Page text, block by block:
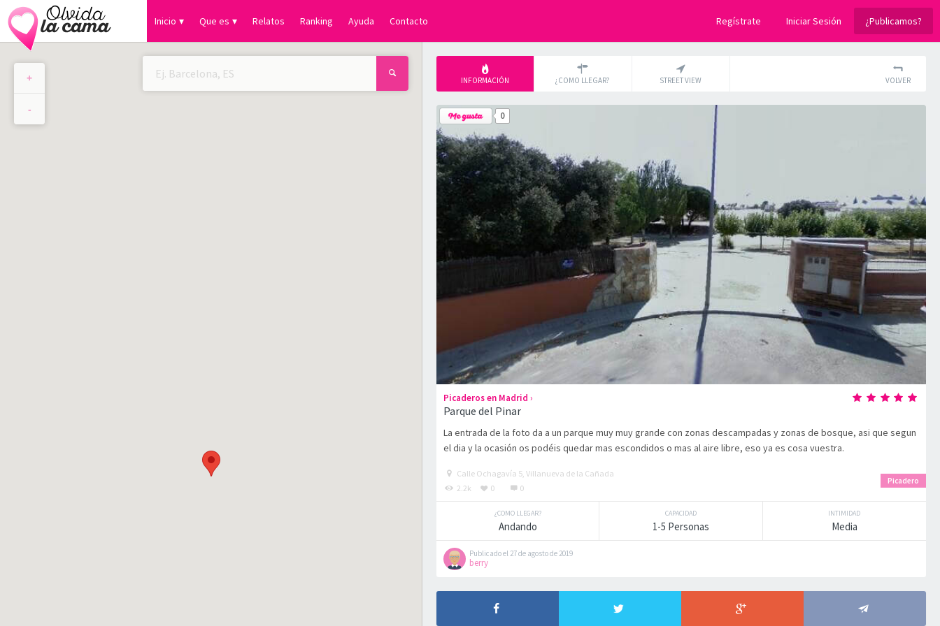
Inicio Que es Relatos Ranking Ayuda Contacto Regístrate Iniciar Sesión ¿Publicamos?
INFORMACIÓN ¿COMO LLEGAR? STREET VIEW VOLVER
0
Picaderos en Madrid ›
Parque del Pinar
La entrada de la foto da a un parque muy muy grande con zonas descampadas y zonas de bosque, asi que segun
el dia y la ocasión os podéis quedar mas escondidos o mas al aire libre, eso ya es cosa vuestra.
Picadero
Calle Ochagavía 5, Villanueva de la Cañada
2.2k
0 0
¿COMO LLEGAR?
Andando
CAPACIDAD
1-5 Personas
INTIMIDAD
Media
Publicado el 27 de agosto de 2019
berry
+
-
×